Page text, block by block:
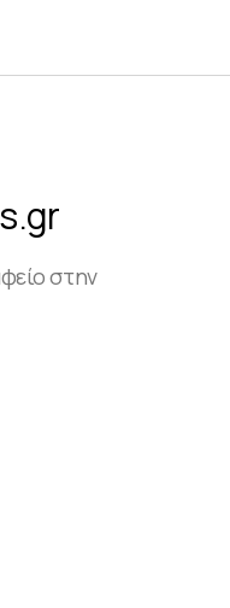
στην